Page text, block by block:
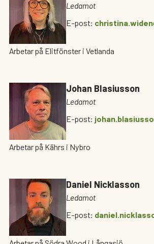
Ledamot
E-post:
Arbetar på Elitfönster i Vetlanda
Johan Blasiusson
Ledamot
E-post:
Arbetar på Kährs i Nybro
Daniel Nicklasson
Ledamot
E-post: